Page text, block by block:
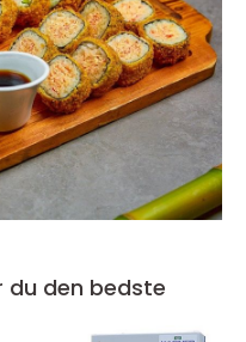
du den bedste